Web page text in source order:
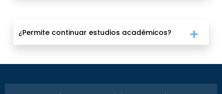
¿Permite continuar estudios académicos?